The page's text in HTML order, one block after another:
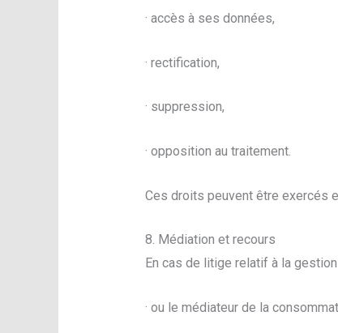
· accès à ses données,
· rectification,
· suppression,
· opposition au traitement.
Ces droits peuvent être exercés
8. Médiation et recours
En cas de litige relatif à la
· ou le médiateur de la